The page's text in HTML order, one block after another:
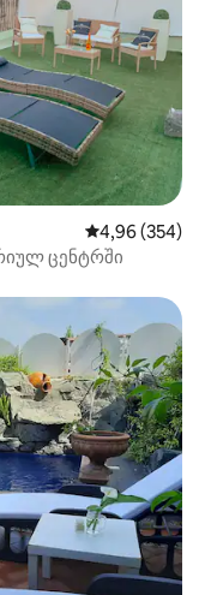
საშუალო
4,96 (354)
ცენტრში